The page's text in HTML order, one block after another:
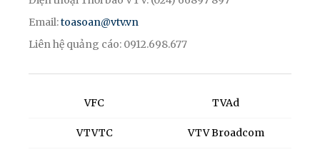
Email:toasoan@vtv.vn
Liên hệ quảng cáo: 0912.698.677
VFC
VTVTC
TVAd
VTV Broadcom